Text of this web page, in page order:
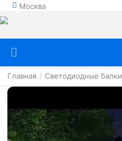
Москва
Главная / Светодиодные балки